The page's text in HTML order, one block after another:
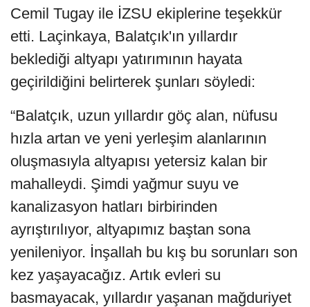
Cemil Tugay ile İZSU ekiplerine teşekkür
etti. Laçinkaya, Balatçık'ın yıllardır
beklediği altyapı yatırımının hayata
geçirildiğini belirterek şunları söyledi:
“Balatçık, uzun yıllardır göç alan, nüfusu
hızla artan ve yeni yerleşim alanlarının
oluşmasıyla altyapısı yetersiz kalan bir
mahalleydi. Şimdi yağmur suyu ve
kanalizasyon hatları birbirinden
ayrıştırılıyor, altyapımız baştan sona
yenileniyor. İnşallah bu kış bu sorunları son
kez yaşayacağız. Artık evleri su
basmayacak, yıllardır yaşanan mağduriyet